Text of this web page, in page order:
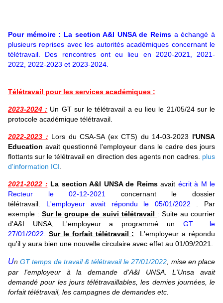
Pour mémoire : La section A&I UNSA de Reims a échangé à
plusieurs reprises avec les autorités académiques concernant le
télétravail. Des rencontres ont eu lieu en 2020-2021, 2021-
2022, 2022-2023 et 2023-2024.
Télétravail pour les services académiques :
2023-2024 : Un GT sur le télétravail a eu lieu le 21/05/24 sur le
protocole académique télétravail.
2022-2023 : Lors du CSA-SA (ex CTS) du 14-03-2023 l'UNSA
Education avait questionné l'employeur dans le cadre des jours
flottants sur le télétravail en direction des agents non cadres. plus
d'information ICI
2021-2022 : La section A&I UNSA de Reims avait écrit à M le
Recteur le 02-12-2021
concernant le dossier
télétravail.
L'employeur avait répondu le 05/01/2022
Par
exemple :Sur le groupe de suivi télétravail : Suite au courrier
d'A&I UNSA, L'employeur a programmé un
GT le
27/01/2022
Sur le forfait télétravail : L'employeur a répondu
qu'il y aura bien une nouvelle circulaire avec effet au 01/09/2021.
UnGT temps de travail & télétravail le 27/01/2022 mise en place
par l'employeur à la demande d'A&I UNSA. L'Unsa avait
demandé pour les jours télétravaillables, les demies journées, le
forfait télétravail, les campagnes de demandes etc.